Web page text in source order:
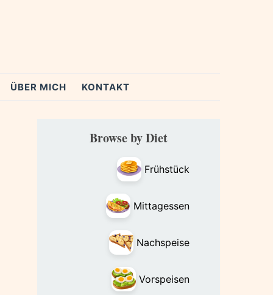
ÜBER MICH KONTAKT
Primary
SidebarBrowse by Diet
Frühstück
Mittagessen
Nachspeise
Vorspeisen